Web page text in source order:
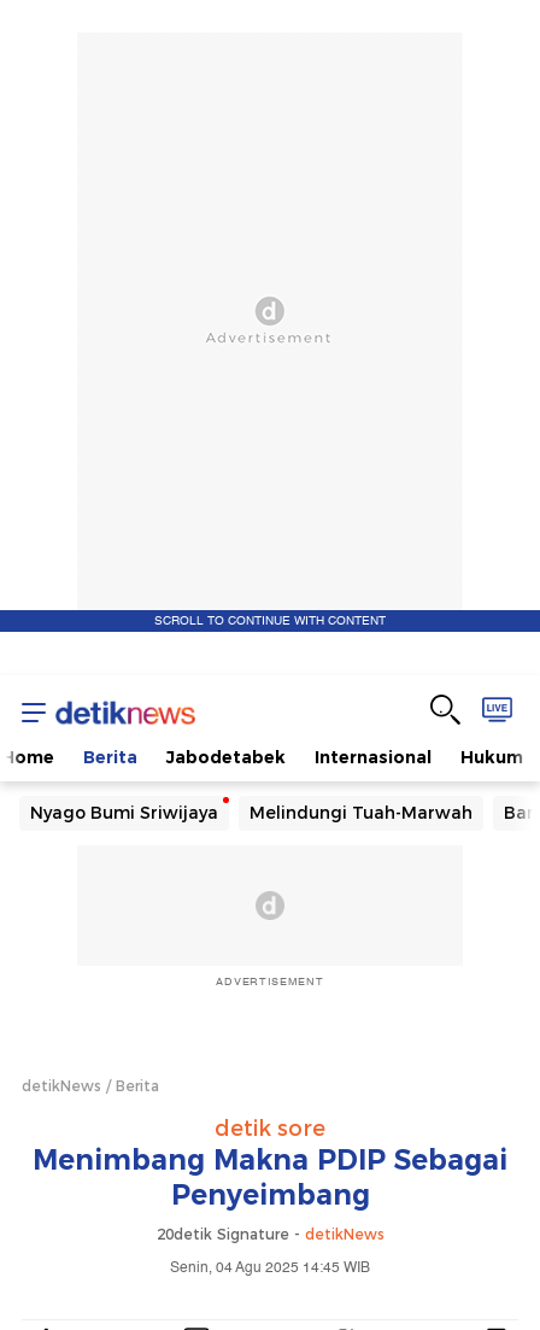
SCROLL TO CONTINUE WITH CONTENT
Home Berita Jabodetabek Internasional Hukum
Nyago Bumi Sriwijaya Melindungi Tuah-Marwah
ADVERTISEMENT
detikNews Berita
detik sore
Menimbang Makna PDIP Sebagai
Penyeimbang
20detik Signature - detikNews
Senin, 04 Agu 2025 14:45 WIB